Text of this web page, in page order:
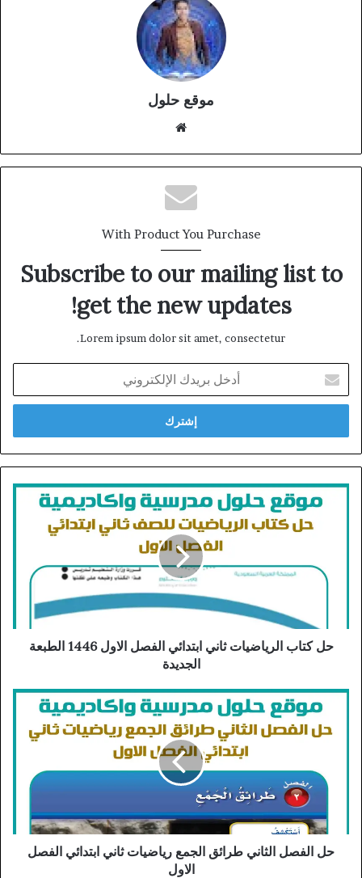
موقع حلول
With Product You Purchase
Subscribe to our mailing list to
get the new updates!
Lorem ipsum dolor sit amet, consectetur.
بريدك
الإلكتروني
حل كتاب الرياضيات ثاني ابتدائي الفصل الاول 1446 الطبعة
الجديدة
حل الفصل الثاني طرائق الجمع رياضيات ثاني ابتدائي الفصل
الاول